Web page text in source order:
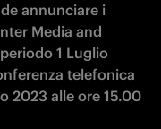
annunciare i
Media and
1 Luglio
telefonica
2023 alle ore 15.00